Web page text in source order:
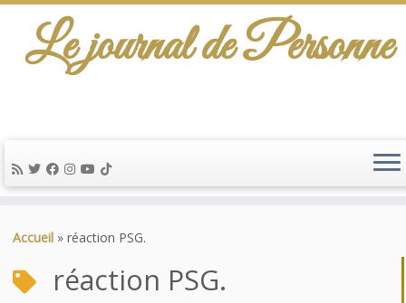
au
Le journal de Personne
Accueil » réaction PSG.
réaction PSG.